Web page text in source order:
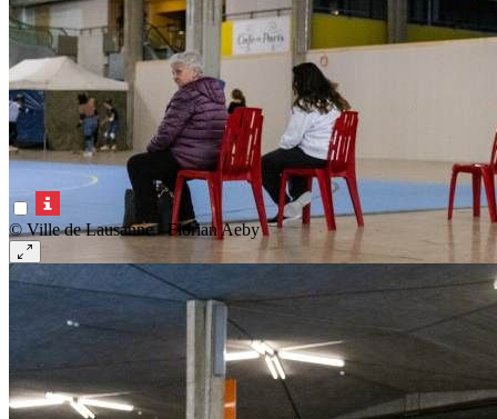
© Ville de Lausanne - Florian Aeby